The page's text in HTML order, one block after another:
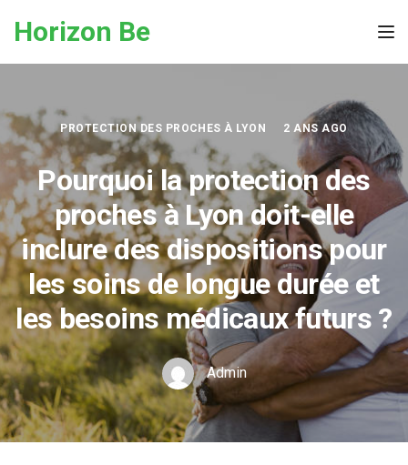
Horizon Be
PROTECTION DES PROCHES À LYON 2 ANS AGO
Pourquoi la protection des
proches à Lyon doit-elle
inclure des dispositions pour
les soins de longue durée et
les besoins médicaux futurs ?
Admin